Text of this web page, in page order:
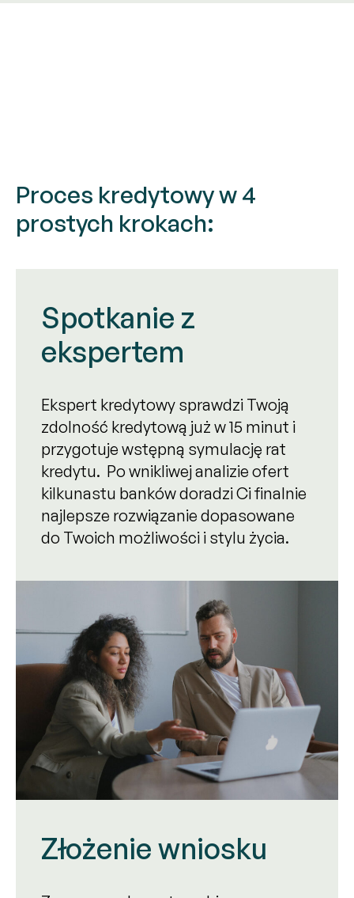
Proces kredytowy w 4
prostych krokach:
Spotkanie z
ekspertem
Ekspert kredytowy sprawdzi Twoją
zdolność kredytową już w 15 minut i
przygotuje wstępną symulację rat
kredytu. Po wnikliwej analizie ofert
kilkunastu banków doradzi Ci finalnie
najlepsze rozwiązanie dopasowane
do Twoich możliwości i stylu życia.
Złożenie wniosku